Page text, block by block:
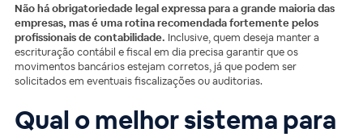
Não há obrigatoriedade legal expressa para a grande maioria das
empresas, mas é uma rotina recomendada fortemente pelos
profissionais de contabilidade. Inclusive, quem deseja manter a
escrituração contábil e fiscal em dia precisa garantir que os
movimentos bancários estejam corretos, já que podem ser
solicitados em eventuais fiscalizações ou auditorias.
Qual o melhor sistema para